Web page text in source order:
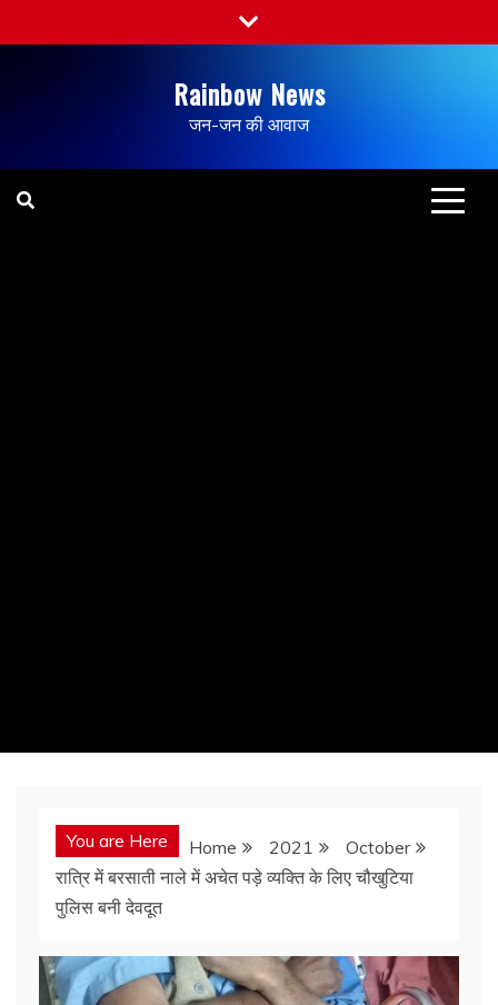
Rainbow News
जन-जन की आवाज
You are Here Home 2021
October
रात्रि में बरसाती नाले में अचेत पड़े व्यक्ति के लिए चौखुटिया
पुलिस बनी देवदूत